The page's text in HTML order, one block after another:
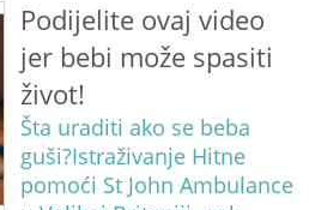
Podijelite ovaj video
jer bebi može spasiti
život!
Šta uraditi ako se beba
guši?Istraživanje Hitne
pomoći St John Ambulance